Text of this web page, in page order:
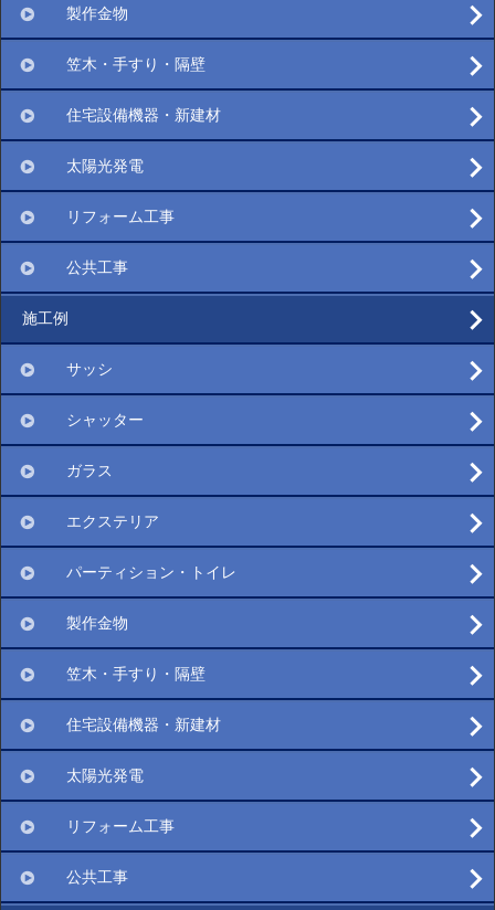
製作金物
笠木・手すり・隔壁
住宅設備機器・新建材
太陽光発電
リフォーム工事
公共工事
施工例
サッシ
シャッター
ガラス
エクステリア
パーティション・トイレ
製作金物
笠木・手すり・隔壁
住宅設備機器・新建材
太陽光発電
リフォーム工事
公共工事